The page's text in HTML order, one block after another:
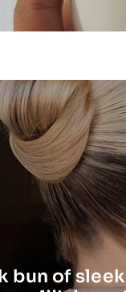
bun of